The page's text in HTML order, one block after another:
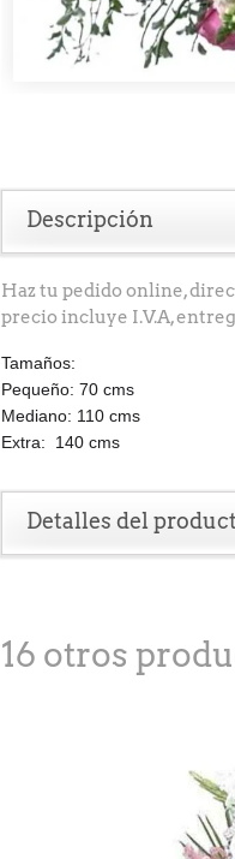
Descripción
Haz tu pedido online,
precio incluye I.V.A,
Tamaños:
Pequeño: 70 cms
Mediano: 110 cms
Extra: 140 cms
Detalles del
16 otros